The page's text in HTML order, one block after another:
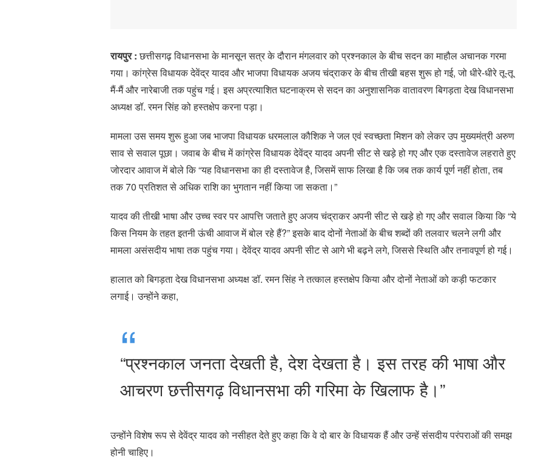
रायपुर :छत्तीसगढ़ विधानसभा के मानसून सत्र के दौरान मंगलवार को प्रश्नकाल के बीच सदन का माहौल अचानक गरमा
गया। कांग्रेस विधायक देवेंद्र यादव और भाजपा विधायक अजय चंद्राकर के बीच तीखी बहस शुरू हो गई, जो धीरे-धीरे तू-तू
मैं-मैं और नारेबाजी तक पहुंच गई। इस अप्रत्याशित घटनाक्रम से सदन का अनुशासनिक वातावरण बिगड़ता देख विधानसभा
अध्यक्ष डॉ. रमन सिंह को हस्तक्षेप करना पड़ा।
मामला उस समय शुरू हुआ जब भाजपा विधायक धरमलाल कौशिक ने जल एवं स्वच्छता मिशन को लेकर उप मुख्यमंत्री अरुण
साव से सवाल पूछा। जवाब के बीच में कांग्रेस विधायक देवेंद्र यादव अपनी सीट से खड़े हो गए और एक दस्तावेज लहराते हुए
जोरदार आवाज में बोले कि “यह विधानसभा का ही दस्तावेज है, जिसमें साफ लिखा है कि जब तक कार्य पूर्ण नहीं होता, तब
तक 70 प्रतिशत से अधिक राशि का भुगतान नहीं किया जा सकता।”
यादव की तीखी भाषा और उच्च स्वर पर आपत्ति जताते हुए अजय चंद्राकर अपनी सीट से खड़े हो गए और सवाल किया कि “ये
किस नियम के तहत इतनी ऊंची आवाज में बोल रहे हैं?” इसके बाद दोनों नेताओं के बीच शब्दों की तलवार चलने लगी और
मामला असंसदीय भाषा तक पहुंच गया। देवेंद्र यादव अपनी सीट से आगे भी बढ़ने लगे, जिससे स्थिति और तनावपूर्ण हो गई।
हालात को बिगड़ता देख विधानसभा अध्यक्ष डॉ. रमन सिंह ने तत्काल हस्तक्षेप किया और दोनों नेताओं को कड़ी फटकार
लगाई। उन्होंने कहा,
“प्रश्नकाल जनता देखती है, देश देखता है। इस तरह की भाषा और
आचरण छत्तीसगढ़ विधानसभा की गरिमा के खिलाफ है।”
उन्होंने विशेष रूप से देवेंद्र यादव को नसीहत देते हुए कहा कि वे दो बार के विधायक हैं और उन्हें संसदीय परंपराओं की समझ
होनी चाहिए।